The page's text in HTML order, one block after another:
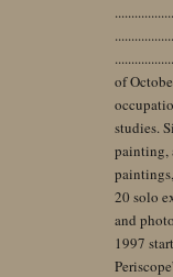
of
studies.
painting,
20 solo
and
1997